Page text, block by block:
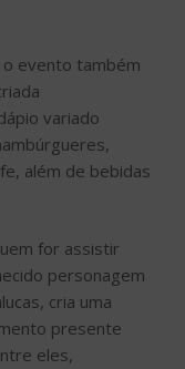
evento também
variado
além de bebidas
for assistir
personagem
cria uma
presente
eles,